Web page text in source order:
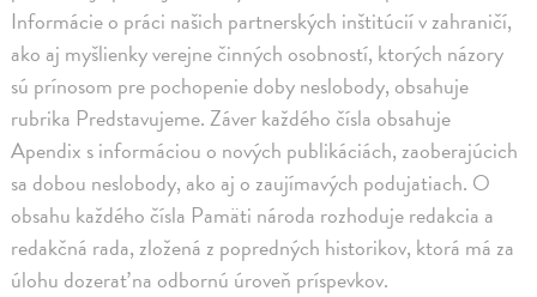
Informácie o práci našich partnerských inštitúcií v zahraničí,
ako aj myšlienky verejne činných osobností, ktorých názory
sú prínosom pre pochopenie doby neslobody, obsahuje
rubrika Predstavujeme. Záver každého čísla obsahuje
Apendix s informáciou o nových publikáciách, zaoberajúcich
sa dobou neslobody, ako aj o zaujímavých podujatiach. O
obsahu každého čísla Pamäti národa rozhoduje redakcia a
redakčná rada, zložená z popredných historikov, ktorá má za
úlohu dozerať na odbornú úroveň príspevkov.